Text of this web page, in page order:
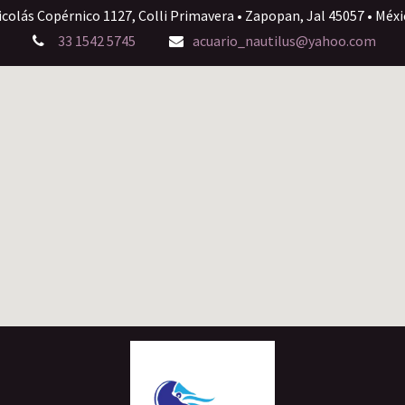
Copérnico 1127, Colli Primavera • Zapopan, Jal 45057 •
33 1542 5745
acuario_nautilus@yahoo.com